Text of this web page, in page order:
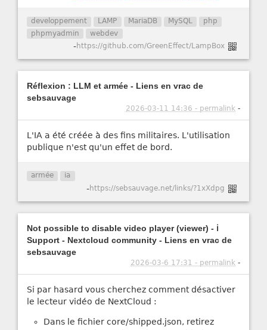
developpement LAMP MariaDB MySQL
php
phpmyadmin
webdev
-https://github.com/GreenEffect/LampBox
Réflexion : LLM et armée - Liens en vrac de
sebsauvage
2026-03-11 14:36 - permalink -
L'IA a été créée à des fins militaires. L'utilisation
publique n'est qu'un effet de bord.
armée ia
-https://sebsauvage.net/links/?1xXdpg
Not possible to disable video player (viewer) - ℹ️
Support - Nextcloud community - Liens en vrac de
sebsauvage
2026-03-6 17:31 - permalink -
Si par hasard vous cherchez comment désactiver
le lecteur vidéo de NextCloud :
Dans le fichier core/shipped.json, retirez